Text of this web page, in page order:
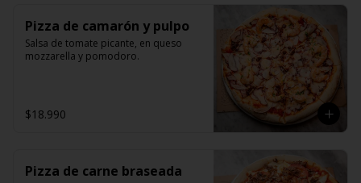
Pizza de camarón y pulpo
Salsa de tomate picante, en queso
mozzarella y pomodoro.
$18.990
Pizza de carne braseada